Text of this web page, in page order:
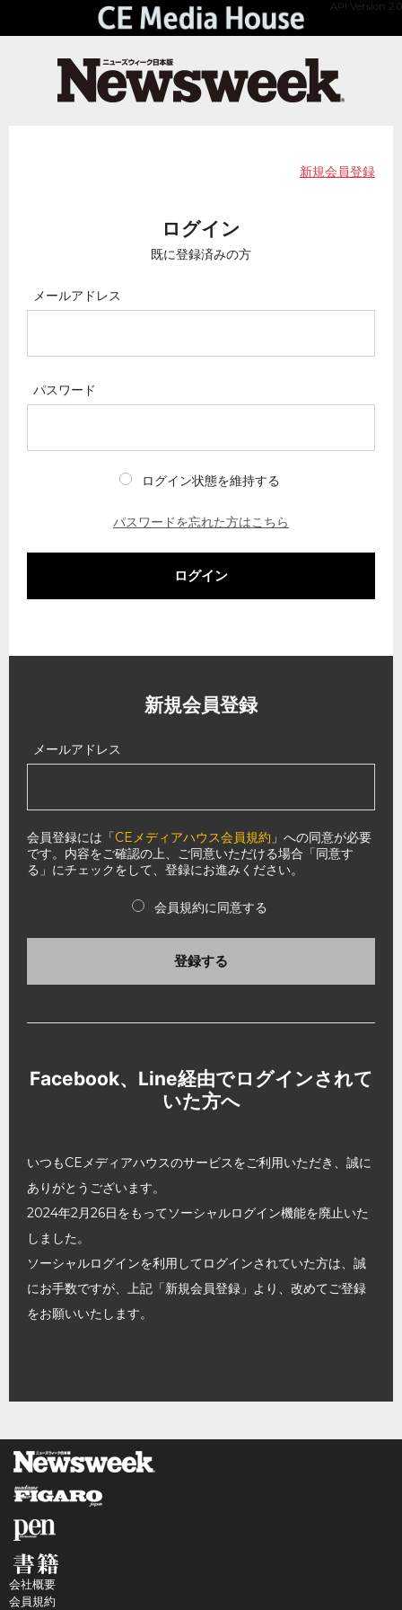
API Version 2.0
新規会員登録
ログイン
既に登録済みの方
メールアドレス
パスワード
ログイン状態を維持する
パスワードを忘れた方はこちら
ログイン
新規会員登録
メールアドレス
会員登録には「CEメディアハウス会員規約 」への同意が必要
です。内容をご確認の上、ご同意いただける場合「同意す
る」にチェックをして、登録にお進みください。
会員規約に同意する
登録する
Facebook、Line経由でログインされて
いた方へ
いつもCEメディアハウスのサービスをご利用いただき、誠に
ありがとうございます。
2024年2月26日をもってソーシャルログイン機能を廃止いた
しました。
ソーシャルログインを利用してログインされていた方は、誠
にお手数ですが、上記「新規会員登録」より、改めてご登録
をお願いいたします。
会社概要
会員規約